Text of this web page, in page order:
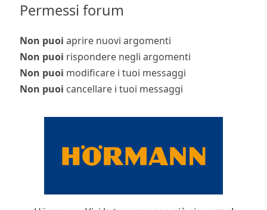
Permessi forum
Non puoi aprire nuovi argomenti
Non puoi rispondere negli argomenti
Non puoi modificare i tuoi messaggi
Non puoi cancellare i tuoi messaggi